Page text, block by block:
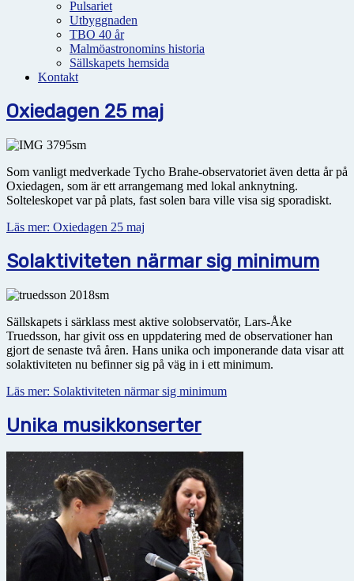
Pulsariet
Utbyggnaden
TBO 40 år
Malmöastronomins historia
Sällskapets hemsida
Kontakt
Oxiedagen 25 maj
Som vanligt medverkade Tycho Brahe-observatoriet även detta år på
Oxiedagen, som är ett arrangemang med lokal anknytning.
Solteleskopet var på plats, fast solen bara ville visa sig sporadiskt.
Läs mer: Oxiedagen 25 maj
Solaktiviteten närmar sig minimum
Sällskapets i särklass mest aktive solobservatör, Lars-Åke
Truedsson, har givit oss en uppdatering med de observationer han
gjort de senaste två åren. Hans unika och imponerande data visar att
solaktiviteten nu befinner sig på väg in i ett minimum.
Läs mer: Solaktiviteten närmar sig minimum
Unika musikkonserter